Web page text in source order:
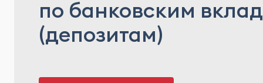
по банковским
(депозитам)